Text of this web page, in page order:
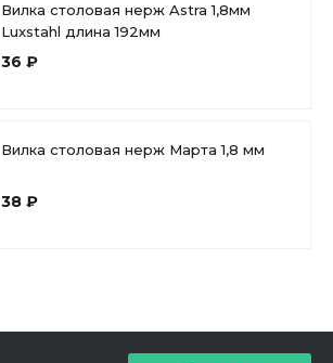
Вилка столовая нерж Astra 1,8мм
Luxstahl длина 192мм
36 ₽
Вилка столовая нерж Марта 1,8 мм
38 ₽